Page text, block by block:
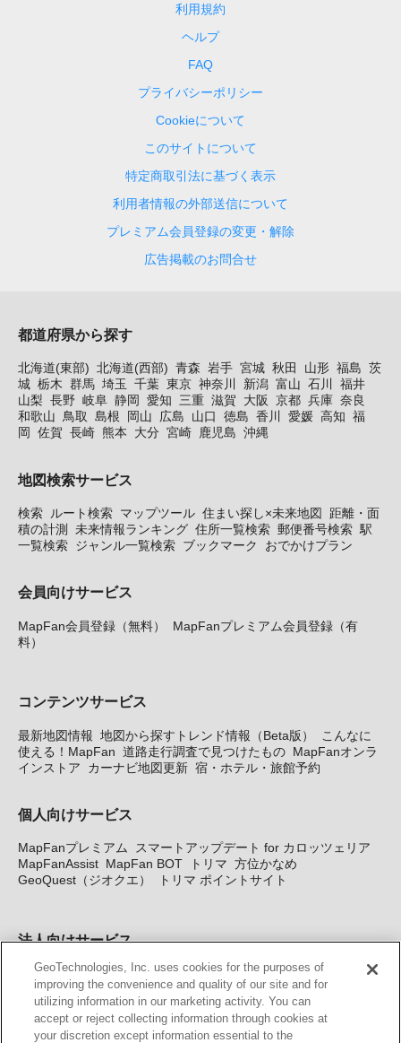
利用規約
ヘルプ
FAQ
プライバシーポリシー
Cookieについて
このサイトについて
特定商取引法に基づく表示
利用者情報の外部送信について
プレミアム会員登録の変更・解除
広告掲載のお問合せ
都道府県から探す
北海道(東部) 北海道(西部) 青森 岩手 宮城 秋田 山形 福島 茨
城 栃木 群馬 埼玉 千葉 東京 神奈川 新潟 富山 石川
福井
山梨 長野 岐阜 静岡 愛知 三重 滋賀 大阪 京都 兵庫 奈良
和歌山 鳥取 島根 岡山 広島 山口 徳島 香川 愛媛 高知 福
岡
佐賀 長崎 熊本 大分 宮崎 鹿児島 沖縄
地図検索サービス
検索 ルート検索 マップツール 住まい探し×未来地図
距離・面
積の計測
未来情報ランキング 住所一覧検索 郵便番号検索 駅
一覧検索 ジャンル一覧検索 ブックマーク おでかけプラン
会員向けサービス
MapFan会員登録（無料）
MapFanプレミアム会員登録（有
料）
コンテンツサービス
最新地図情報 地図から探すトレンド情報（Beta版）
こんなに
使える！MapFan 道路走行調査で見つけたもの MapFanオンラ
インストア
カーナビ地図更新 宿・ホテル・旅館予約
個人向けサービス
MapFanプレミアム
スマートアップデート for カロッツェリア
MapFanAssist MapFan BOT トリマ 方位かなめ
GeoQuest（ジオクエ）
トリマ ポイントサイト
法人向けサービス
法人向け地図・位置情報サービス WEBサイト・システム向け地
図API Windows PC向け地図開発キット MapFan DB 住所確認
サービス
MAP WORLD+ トリマ広告 Geo-Research
GeoTechnologies, Inc. uses cookies for the purposes of
improving the convenience and quality of our site and for
utilizing information in our marketing activity. You can
accept or reject collecting information through cookies at
your discretion except information essential to the